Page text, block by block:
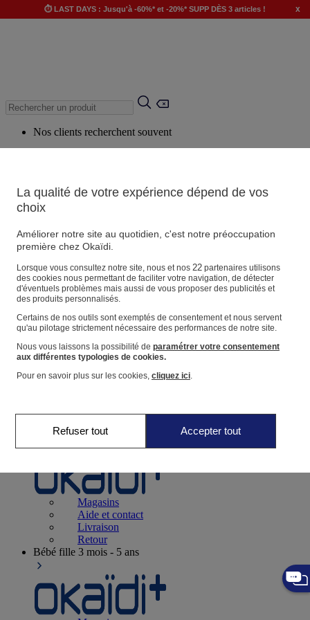
⏱️ LAST DAYS : Jusqu'à -60%* et -20%* SUPP DÈS 3 articles ! x
Nos clients recherchent souvent
Produits suggérés
Voir tous les produits
Magasin
Vos informations personnelles
Suivre une commande
Panier
Favoris
Naissance0-12 mois
Magasins
Aide et contact
Livraison
Retour
Bébé fille 3 mois - 5 ans
La qualité de votre expérience dépend de vos
choix
Améliorer notre site au quotidien, c'est notre préoccupation
première chez Okaïdi.
Lorsque vous consultez notre site, nous et nos 22partenaires utilisons
des cookies nous permettant de faciliter votre navigation, de détecter
d'éventuels problèmes mais aussi de vous proposer des publicités et
des produits personnalisés.
Certains de nos outils sont exemptés de consentement et nous servent
qu'au pilotage strictement nécessaire des performances de notre site.
Nous vous laissons la possibilité de paramétrer votre consentement
aux différentes typologies de cookies.
Pour en savoir plus sur les cookies, cliquez ici.
Refuser tout Accepter tout